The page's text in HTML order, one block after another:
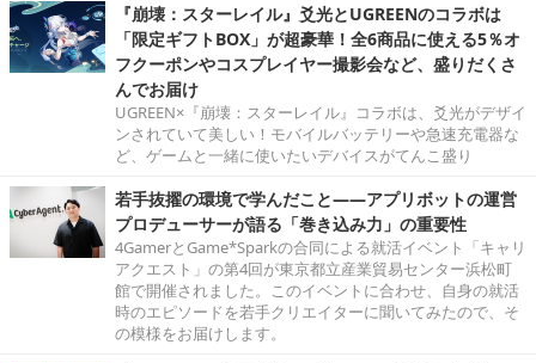
『崩壊：スターレイル』爻光とUGREENのコラボは
「限定ギフトBOX」が超豪華！全6商品に使える5％オ
フクーポンやコスプレイヤー撮影会など、盛りだくさ
んでお届け
UGREEN×『崩壊：スターレイル』コラボは、爻光がデザイ
ンされていて美しい！モバイルバッテリーや急速充電器な
ど、ゲームと一緒に使いたいデバイスがてんこ盛り
若手抜擢の環境で学んだこと――アプリボットの運営
プロデューサーが語る「巻き込み力」の重要性
4GamerとGame*Sparkの合同による就活イベント「キャリ
アクエスト」の第4回が東京都立産業貿易センター浜松町
館で開催されました。このイベントに合わせ、自身の就活
時のエピソードを若手クリエイターに聞いてみたので、そ
の模様をお届けします。